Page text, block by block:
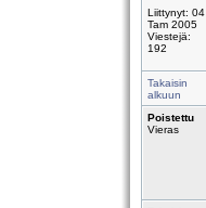
Liittynyt: 04
Tam 2005
Viestejä:
192
Takaisin
alkuun
Poistettu
Vieras